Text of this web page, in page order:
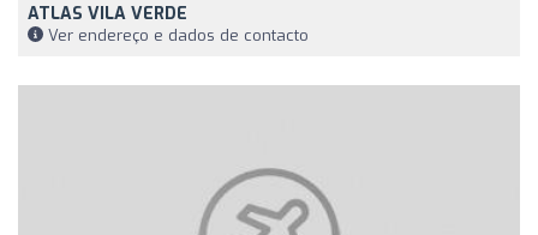
ATLAS VILA VERDE
Ver endereço e dados de contacto